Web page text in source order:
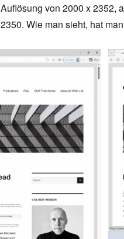
Auflösung von 2000 x 2352,
2350. Wie man sieht, hat